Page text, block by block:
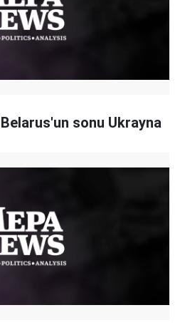
sonu Ukrayna